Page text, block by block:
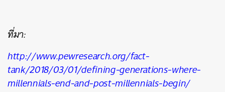
ที่มา:
http://www.pewresearch.org/fact-
tank/2018/03/01/defining-generations-where-
millennials-end-and-post-millennials-begin/